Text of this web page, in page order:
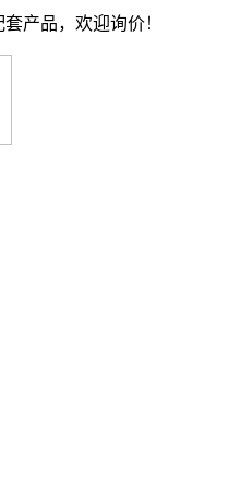
产品，欢迎询价！